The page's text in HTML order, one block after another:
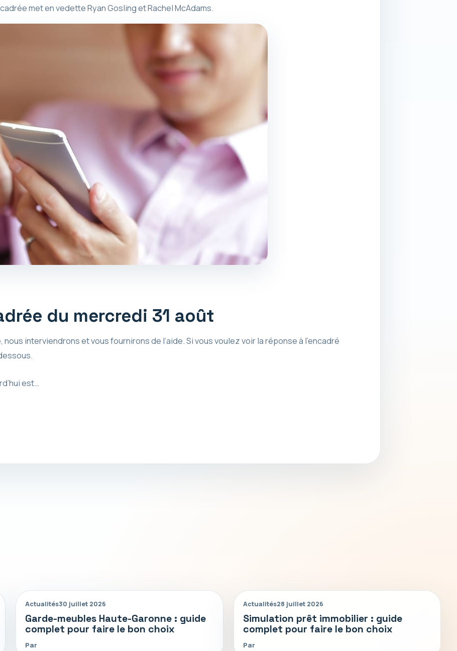
met en vedette Ryan Gosling et Rachel McAdams.
du mercredi 31 août
interviendrons et vous fournirons de l’aide. Si vous voulez voir la réponse à l’encadré
est…
Actualités30 juillet 2026
Garde-meubles Haute-Garonne : guide
complet pour faire le bon choix
Par
Actualités28 juillet 2026
Simulation prêt immobilier : guide
complet pour faire le bon choix
Par